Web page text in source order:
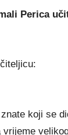
Perica
koji se